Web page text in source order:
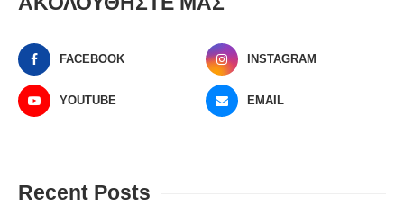
FACEBOOK INSTAGRAM
YOUTUBE EMAIL
Recent Posts